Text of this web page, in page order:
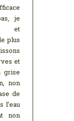
je
et
plus
et
grise
non
de
l’eau
non